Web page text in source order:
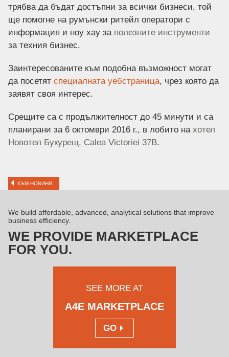
трябва да бъдат достъпни за всички бизнеси, той
ще помогне на румънски ритейл оператори с
информация и ноу хау за полезните инструменти
за техния бизнес.
Заинтересованите към подобна възможност могат
да посетят специалната уебстраница, чрез която да
заявят своя интерес.
Срещите са с продължителност до 45 минути и са
планирани за 6 октомври 2016 г., в лобито на хотел
Новотел Букурещ, Calea Victoriei 37B.
КЪМ НОВИНИ
We build affordable, advanced, analytical solutions that improve
business efficiency.
WE PROVIDE MARKETPLACE
FOR YOU.
SEE MORE AT
A4E MARKETPLACE
GO